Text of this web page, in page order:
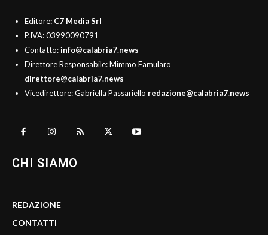
Editore: C7 Media Srl
P.IVA: 03990090791
Contatto:info@calabria7.news
Direttore Responsabile: Mimmo Famularo
direttore@calabria7.news
Vicedirettore: Gabriella Passariello redazione@calabria7.news
CHI SIAMO
REDAZIONE
CONTATTI